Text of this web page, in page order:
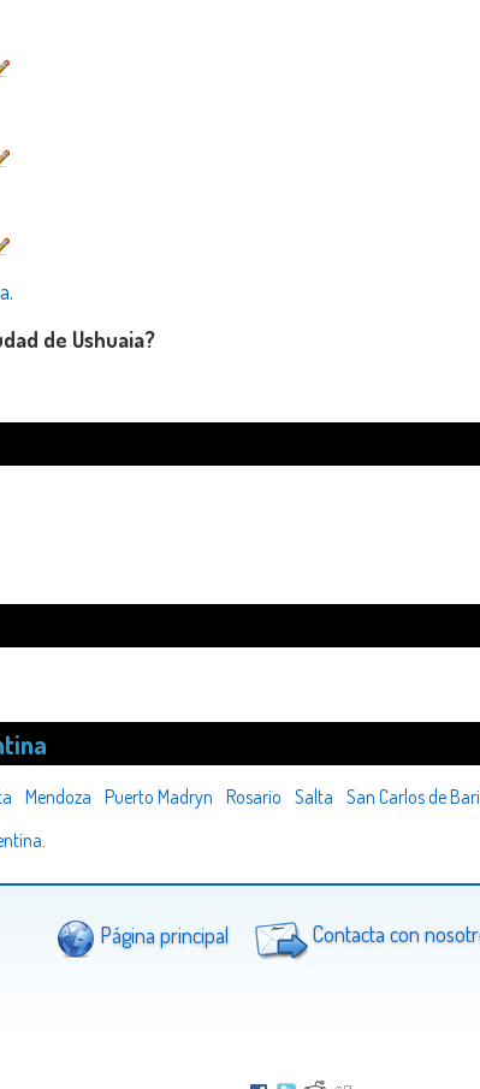
.
de Ushuaia?
Mendoza Puerto Madryn Rosario Salta San Carlos de
.
Página principal Contacta con